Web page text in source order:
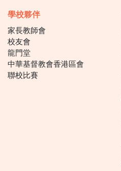
學校夥伴
家長教師會
校友會
龍門堂
中華基督教會香港區會
聯校比賽